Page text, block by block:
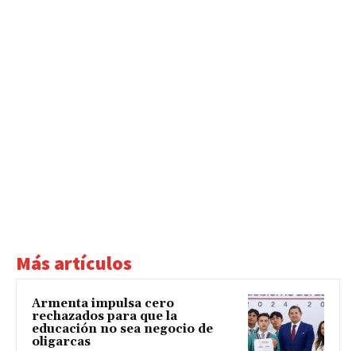
Más artículos
Armenta impulsa cero
rechazados para que la
educación no sea negocio de
oligarcas